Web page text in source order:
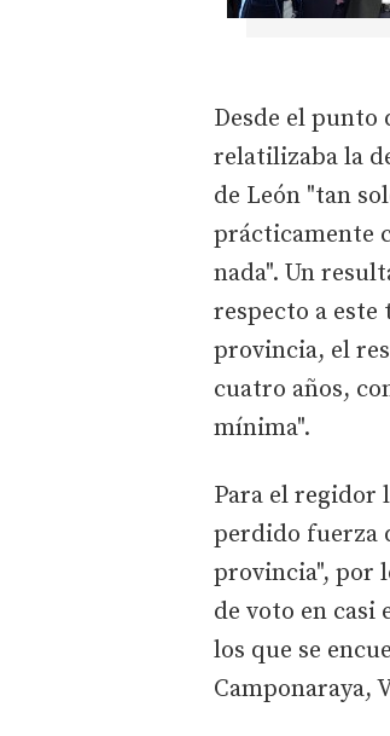
Desde el punto
relatilizaba la
de León "tan
prácticamente
nada". Un
respecto a este
provincia, el
cuatro años,
mínima".
Para el regidor
perdido fuerza
provincia", por
de voto en casi
los que se
Camponaraya,